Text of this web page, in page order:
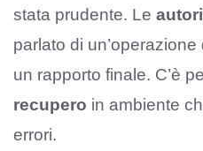
stata prudente. Le
parlato di
un rapporto finale. C’è
recupero in ambiente
errori.